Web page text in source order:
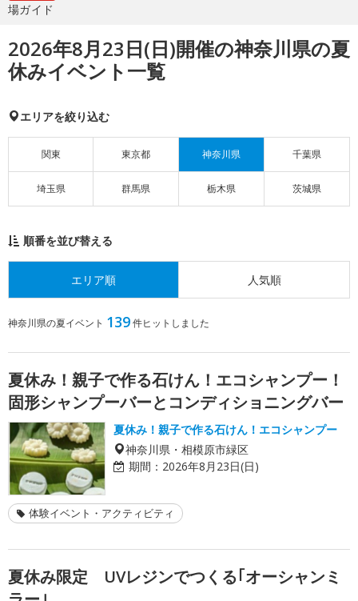
場ガイド
2026年8月23日(日)開催の神奈川県の夏
休みイベント一覧
エリアを絞り込む
関東 東京都 神奈川県 千葉県
埼玉県 群馬県 栃木県 茨城県
順番を並び替える
エリア順 人気順
神奈川県の夏イベント 139件ヒットしました
夏休み！親子で作る石けん！エコシャンプー！
固形シャンプーバーとコンディショニングバー
夏休み！親子で作る石けん！エコシャンプー
神奈川県・相模原市緑区
期間： 2026年8月23日(日)
体験イベント・アクティビティ
夏休み限定 UVレジンでつくる｢オーシャンミ